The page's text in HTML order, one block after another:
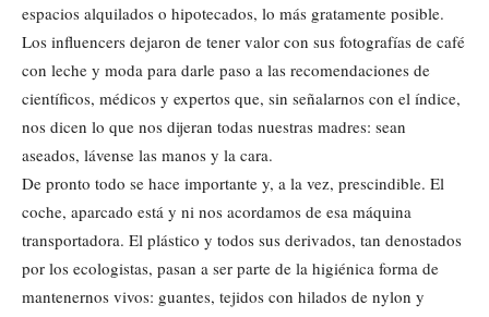
espacios alquilados o hipotecados, lo más gratamente posible.
Los influencers dejaron de tener valor con sus fotografías de café
con leche y moda para darle paso a las recomendaciones de
científicos, médicos y expertos que, sin señalarnos con el índice,
nos dicen lo que nos dijeran todas nuestras madres: sean
aseados, lávense las manos y la cara.
De pronto todo se hace importante y, a la vez, prescindible. El
coche, aparcado está y ni nos acordamos de esa máquina
transportadora. El plástico y todos sus derivados, tan denostados
por los ecologistas, pasan a ser parte de la higiénica forma de
mantenernos vivos: guantes, tejidos con hilados de nylon y